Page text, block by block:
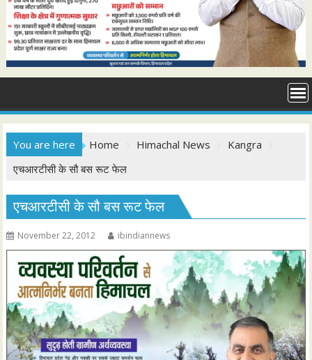
You are here Home Himachal News
Kangra
एचआरटीसी के सौ बस रूट फेल
एचआरटीसी के सौ बस रूट फेल
November 22, 2012 ibindiannews